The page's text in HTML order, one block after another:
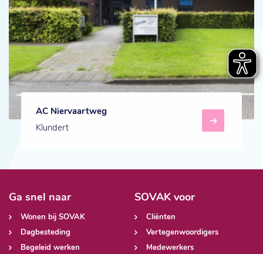
AC Niervaartweg
Klundert
Ga snel naar
Wonen bij SOVAK
Dagbesteding
Begeleid werken
SOVAK voor
Cliënten
Vertegenwoordigers
Medewerkers